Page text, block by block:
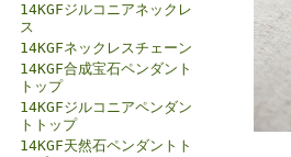
14KGFジルコニアネックレ
ス
14KGFネックレスチェーン
14KGF合成宝石ペンダント
トップ
14KGFジルコニアペンダン
トトップ
14KGF天然石ペンダントト